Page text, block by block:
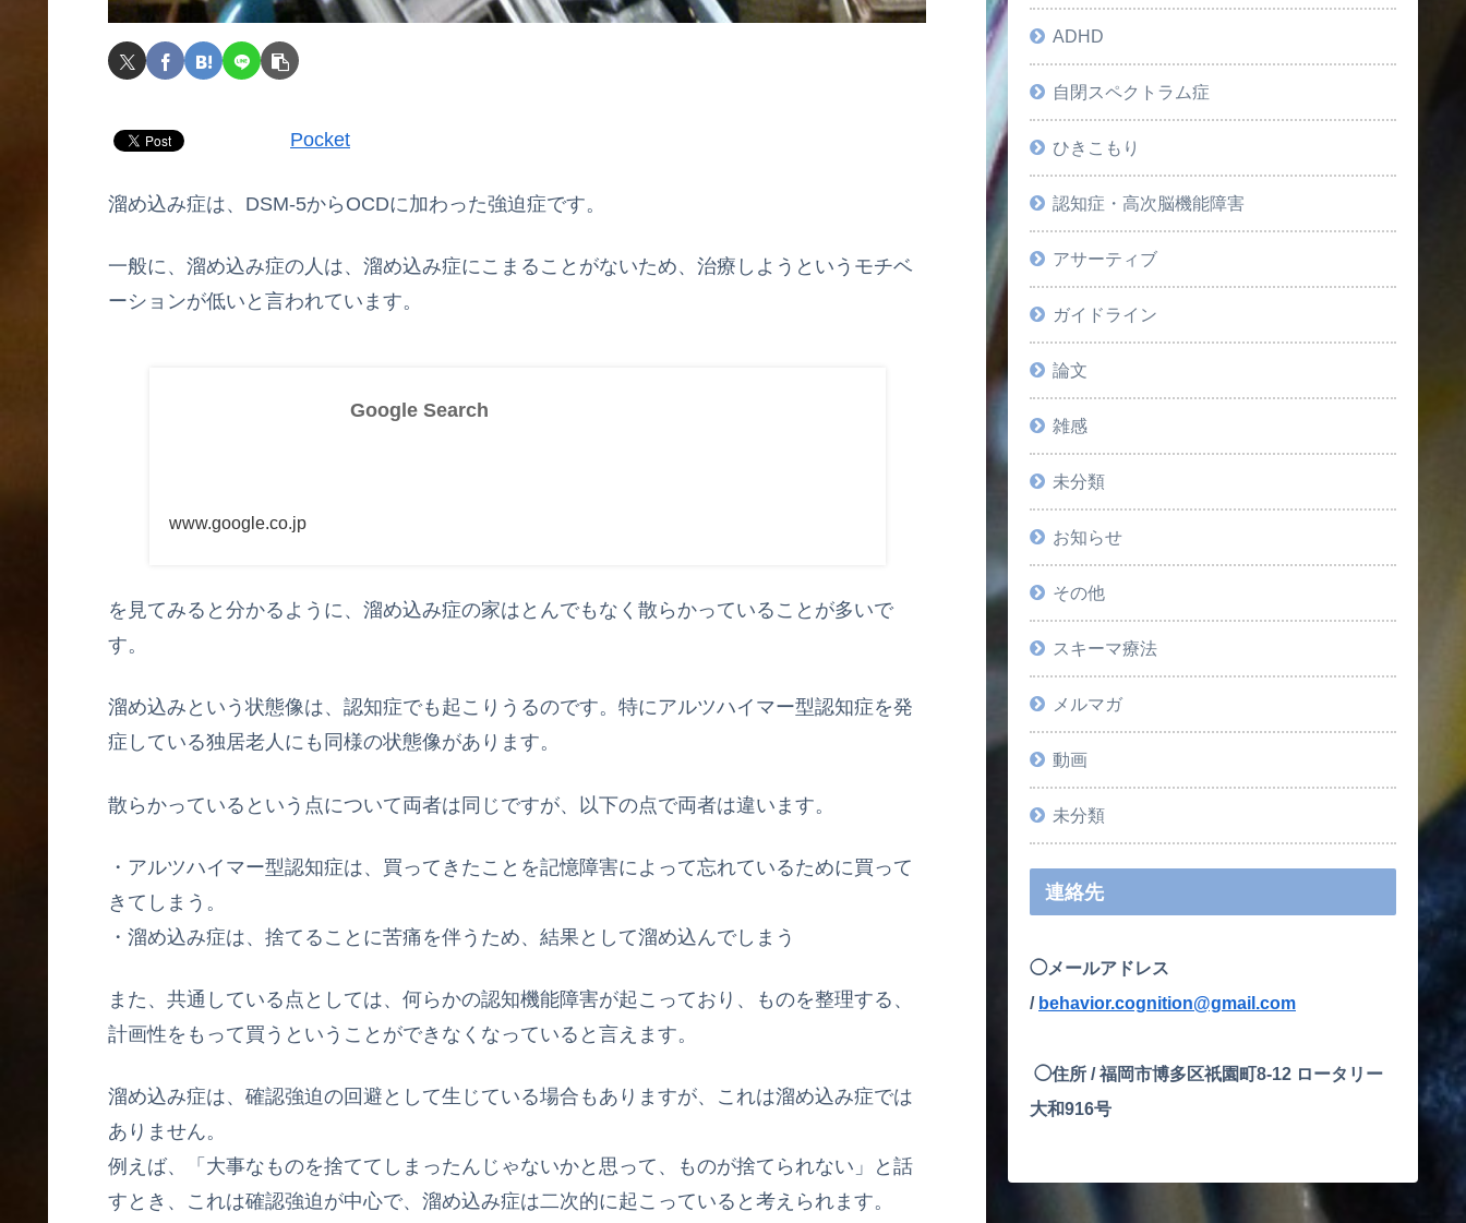
Pocket
溜め込み症は、DSM-5からOCDに加わった強迫症です。
一般に、溜め込み症の人は、溜め込み症にこまることがないため、治療しようというモチベ
ーションが低いと言われています。
Google Search
www.google.co.jp
を見てみると分かるように、溜め込み症の家はとんでもなく散らかっていることが多いで
す。
溜め込みという状態像は、認知症でも起こりうるのです。特にアルツハイマー型認知症を発
症している独居老人にも同様の状態像があります。
散らかっているという点について両者は同じですが、以下の点で両者は違います。
・アルツハイマー型認知症は、買ってきたことを記憶障害によって忘れているために買って
きてしまう。
・溜め込み症は、捨てることに苦痛を伴うため、結果として溜め込んでしまう
また、共通している点としては、何らかの認知機能障害が起こっており、ものを整理する、
計画性をもって買うということができなくなっていると言えます。
溜め込み症は、確認強迫の回避として生じている場合もありますが、これは溜め込み症では
ありません。
例えば、「大事なものを捨ててしまったんじゃないかと思って、ものが捨てられない」と話
すとき、これは確認強迫が中心で、溜め込み症は二次的に起こっていると考えられます。
ADHD
自閉スペクトラム症
ひきこもり
認知症・高次脳機能障害
アサーティブ
ガイドライン
論文
雑感
未分類
お知らせ
その他
スキーマ療法
メルマガ
動画
未分類
連絡先
◯メールアドレス
/ behavior.cognition@gmail.com
◯住所 /福岡市博多区祇園町8-12 ロータリー
大和916号